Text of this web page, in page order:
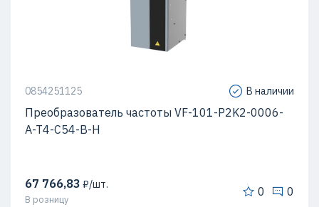
0854251125 В наличии
Преобразователь частоты VF-101-P2K2-0006-
A-T4-C54-B-H
67 766,83 ₽/шт.
В розницу
0 0